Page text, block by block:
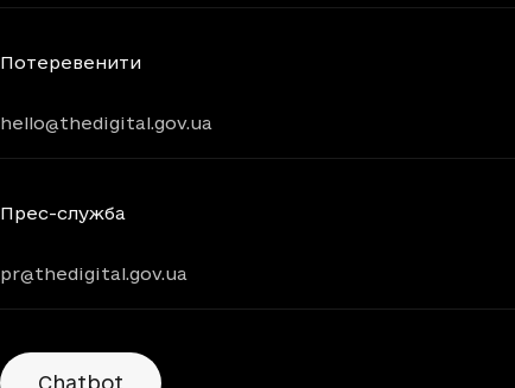
Потеревенити
hello@thedigital.gov.ua
Прес-служба
pr@thedigital.gov.ua
Chatbots
Chatbot